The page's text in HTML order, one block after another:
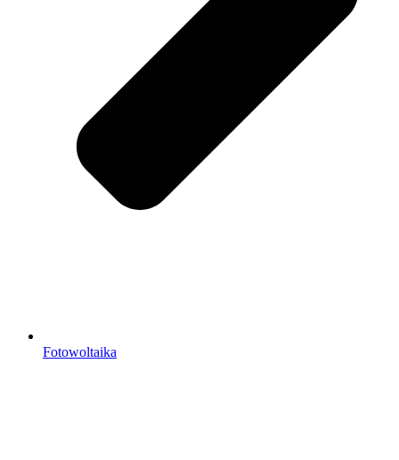
Fotowoltaika